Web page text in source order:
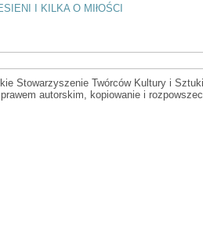
I KILKA O MIłOŚCI
Stowarzyszenie Twórców Kultury i
autorskim, kopiowanie i